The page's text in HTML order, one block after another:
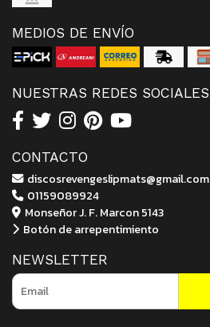
MEDIOS DE ENVÍO
NUESTRAS REDES SOCIALES
CONTACTO
discosrevengeslipmats@gmail.com
01159089924
Monseñor J. F. Marcon 5143
Botón de arrepentimiento
NEWSLETTER